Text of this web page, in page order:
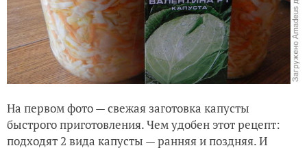
На первом фото — свежая заготовка капусты
быстрого приготовления. Чем удобен этот рецепт:
подходят 2 вида капусты — ранняя и поздняя. И